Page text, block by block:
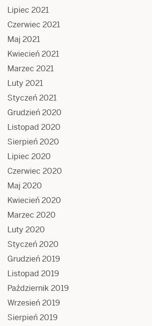
Lipiec 2021
Czerwiec 2021
Maj 2021
Kwiecień 2021
Marzec 2021
Luty 2021
Styczeń 2021
Grudzień 2020
Listopad 2020
Sierpień 2020
Lipiec 2020
Czerwiec 2020
Maj 2020
Kwiecień 2020
Marzec 2020
Luty 2020
Styczeń 2020
Grudzień 2019
Listopad 2019
Październik 2019
Wrzesień 2019
Sierpień 2019